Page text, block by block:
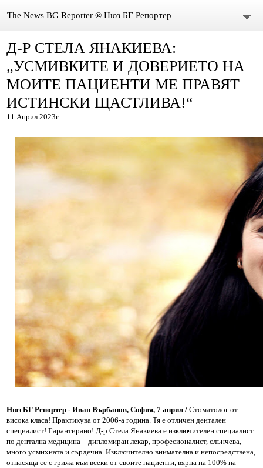
The News BG Reporter ® Нюз БГ Репортер
НОВИНИ
ЗА НАС
КОНТАКТИ
DONATION
ISSN : 3033-1684
Иван Върбанов – журналист | The News BG Reporter
РЕДАКЦИОННА ПОЛИТИКА НА THE NEWS BG REPORTER
Д-Р СТЕЛА ЯНАКИЕВА:
„УСМИВКИТЕ И ДОВЕРИЕТО НА
МОИТЕ ПАЦИЕНТИ МЕ ПРАВЯТ
ИСТИНСКИ ЩАСТЛИВА!“
11 Април 2023г.
Нюз БГ Репортер - Иван Върбанов, София, 7 април / Стоматолог от
висока класа! Практикува от 2006-а година. Тя е отличен дентален
специалист! Гарантирано! Д-р Стела Янакиева е изключителен специалист
по дентална медицина – дипломиран лекар, професионалист, слънчева,
много усмихната и сърдечна. Изключително внимателна и непосредствена,
отнасяща се с грижа към всеки от своите пациенти, вярна на 100% на